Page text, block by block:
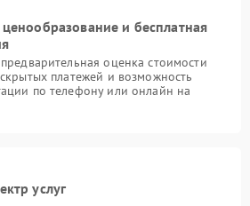
и бесплатная
оценка стоимости
платежей и возможность
по телефону или онлайн на
услуг